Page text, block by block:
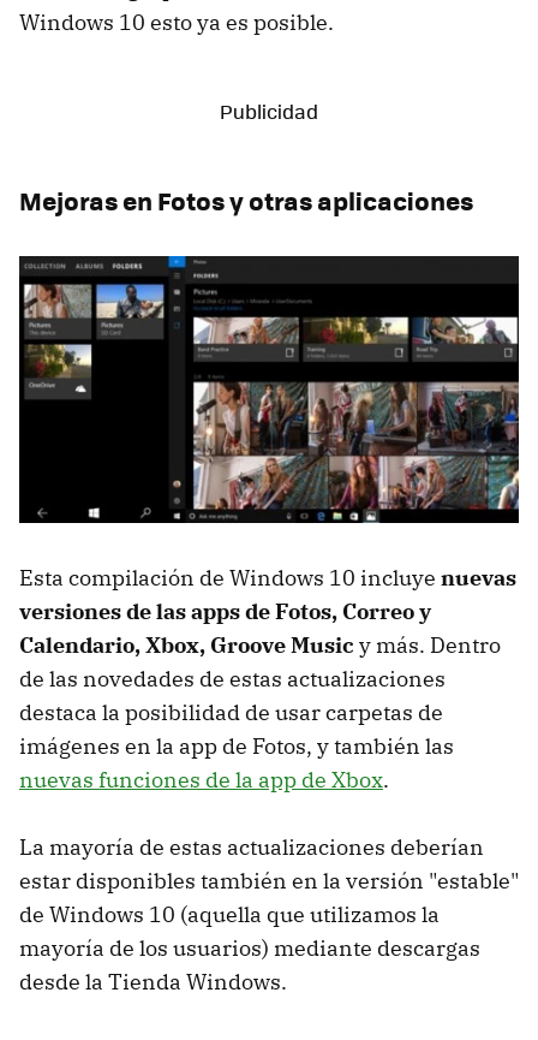
Windows 10 esto ya es posible.
Mejoras en Fotos y otras aplicaciones
Esta compilación de Windows 10 incluye nuevas
versiones de las apps de Fotos, Correo y
Calendario, Xbox, Groove Music y más. Dentro
de las novedades de estas actualizaciones
destaca la posibilidad de usar carpetas de
imágenes en la app de Fotos, y también las
nuevas funciones de la app de Xbox.
La mayoría de estas actualizaciones deberían
estar disponibles también en la versión "estable"
de Windows 10 (aquella que utilizamos la
mayoría de los usuarios) mediante descargas
desde la Tienda Windows.